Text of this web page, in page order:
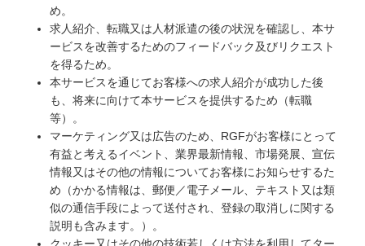
め。
求人紹介、転職又は人材派遣の後の状況を確認し、本サ
ービスを改善するためのフィードバック及びリクエスト
を得るため。
本サービスを通じてお客様への求人紹介が成功した後
も、将来に向けて本サービスを提供するため（転職
等）。
マーケティング又は広告のため、RGFがお客様にとって
有益と考えるイベント、業界最新情報、市場発展、宣伝
情報又はその他の情報についてお客様にお知らせするた
め（かかる情報は、郵便／電子メール、テキスト又は類
似の通信手段によって送付され、登録の取消しに関する
説明も含みます。）。